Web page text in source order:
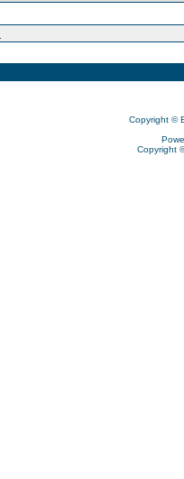
Copyright ©
Copyright